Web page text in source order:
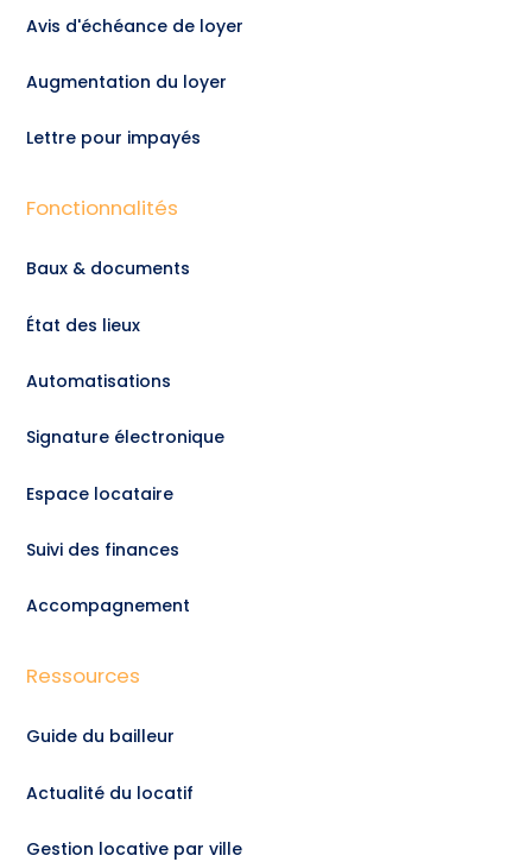
Avis d'échéance de loyer
Augmentation du loyer
Lettre pour impayés
Fonctionnalités
Baux & documents
État des lieux
Automatisations
Signature électronique
Espace locataire
Suivi des finances
Accompagnement
Ressources
Guide du bailleur
Actualité du locatif
Gestion locative par ville